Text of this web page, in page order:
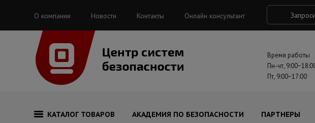
О компании Новости Контакты Онлайн консультант
Время работы
Пн-чт,
Пт, 9:00−17:00
КАТАЛОГ ТОВАРОВ АКАДЕМИЯ ПО БЕЗОПАСНОСТИ ПАРТНЕРЫ